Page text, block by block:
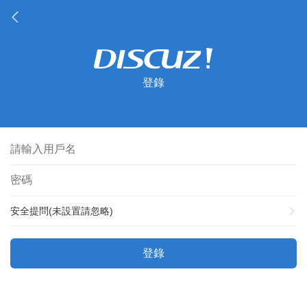
登錄
安全提問(未設置請忽略)
登錄